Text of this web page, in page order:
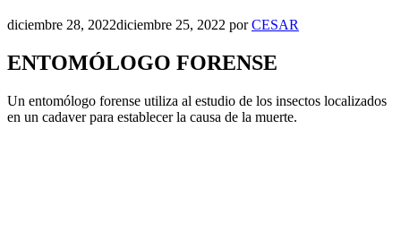
diciembre 28, 2022diciembre 25, 2022 porCESAR
ENTOMÓLOGO FORENSE
Un entomólogo forense utiliza al estudio de los insectos localizados
en un cadaver para establecer la causa de la muerte.